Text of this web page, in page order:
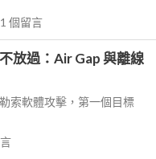
1 個留言
放過：Air Gap 與離線
索軟體攻擊，第一個目標